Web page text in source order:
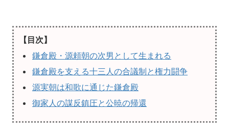
【目次】
鎌倉殿・源頼朝の次男として生まれる
鎌倉殿を支える十三人の合議制と権力闘争
源実朝は和歌に通じた鎌倉殿
御家人の謀反鎮圧と公暁の帰還